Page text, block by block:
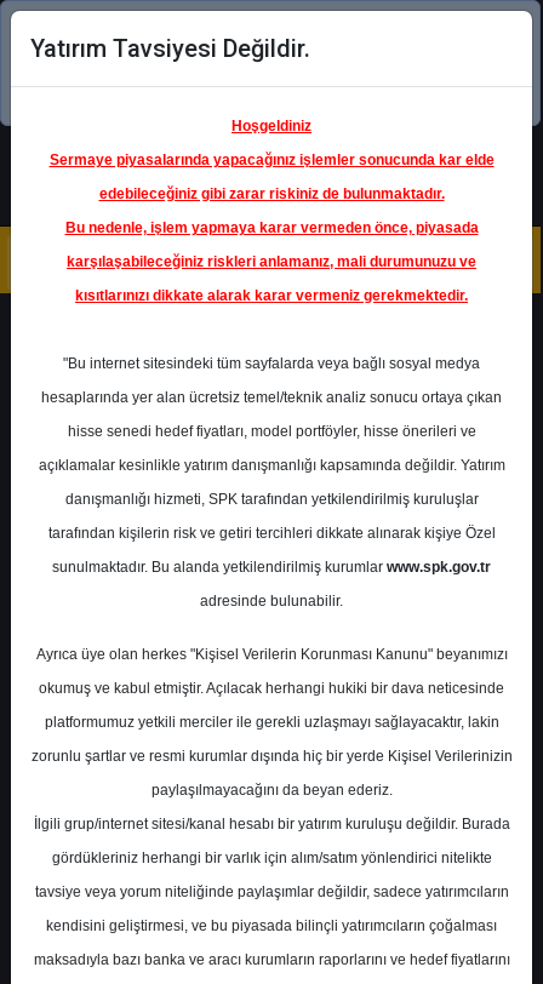
Şimdi uygulamayı indirin!
HABER
%60 NAD İskontosu ile SAHOL Analizi
19 Mayıs 2026
Sabancı Holding (SAHOL), geçen senenin ilk
çeyreğinde zarar açıklayan şirket 2026 yılının ilk
yatırımcıların dikkatini çekti. Analist raporları;
güçlü enerji operasyonları, portföy sadeleştirme
stratejisi ve %50-60 seviyelerindeki yüksek NAD
iskontosu nedeniyle hissede önemli yükseliş
potansiyeline işaret ediyor. Analistler SAHOL
hissesi için orta ve uzun vadede olumlu
beklentilerin sürdüğünü söylüyor. Sabancı
Holding finansal sonuçları, hedef fiyatları ve 2026
beklentilerine dair tüm detayları bu analizde
Yatırım Tavsiyesi Değildir.
Hoşgeldiniz
Sermaye piyasalarında yapacağınız işlemler sonucunda kar elde
edebileceğiniz gibi zarar riskiniz de bulunmaktadır.
Bu nedenle, işlem yapmaya karar vermeden önce, piyasada
karşılaşabileceğiniz riskleri anlamanız, mali durumunuzu ve
kısıtlarınızı dikkate alarak karar vermeniz gerekmektedir.
"Bu internet sitesindeki tüm sayfalarda veya bağlı sosyal medya
hesaplarında yer alan ücretsiz temel/teknik analiz sonucu ortaya çıkan
hisse senedi hedef fiyatları, model portföyler, hisse önerileri ve
açıklamalar kesinlikle yatırım danışmanlığı kapsamında değildir. Yatırım
danışmanlığı hizmeti, SPK tarafından yetkilendirilmiş kuruluşlar
tarafından kişilerin risk ve getiri tercihleri dikkate alınarak kişiye Özel
sunulmaktadır. Bu alanda yetkilendirilmiş kurumlar www.spk.gov.tr
adresinde bulunabilir.
Ayrıca üye olan herkes "Kişisel Verilerin Korunması Kanunu" beyanımızı
okumuş ve kabul etmiştir. Açılacak herhangi hukiki bir dava neticesinde
platformumuz yetkili merciler ile gerekli uzlaşmayı sağlayacaktır, lakin
zorunlu şartlar ve resmi kurumlar dışında hiç bir yerde Kişisel Verilerinizin
paylaşılmayacağını da beyan ederiz.
İlgili grup/internet sitesi/kanal hesabı bir yatırım kuruluşu değildir. Burada
gördükleriniz herhangi bir varlık için alım/satım yönlendirici nitelikte
tavsiye veya yorum niteliğinde paylaşımlar değildir, sadece yatırımcıların
kendisini geliştirmesi, ve bu piyasada bilinçli yatırımcıların çoğalması
maksadıyla bazı banka ve aracı kurumların raporlarını ve hedef fiyatlarını